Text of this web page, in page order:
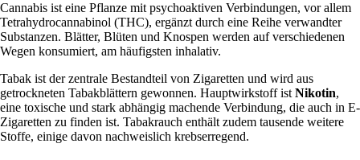
Cannabis ist eine Pflanze mit psychoaktiven Verbindungen, vor allem
Tetrahydrocannabinol (THC), ergänzt durch eine Reihe verwandter
Substanzen. Blätter, Blüten und Knospen werden auf verschiedenen
Wegen konsumiert, am häufigsten inhalativ.
Tabak ist der zentrale Bestandteil von Zigaretten und wird aus
getrockneten Tabakblättern gewonnen. Hauptwirkstoff istNikotin,
eine toxische und stark abhängig machende Verbindung, die auch in E-
Zigaretten zu finden ist. Tabakrauch enthält zudem tausende weitere
Stoffe, einige davon nachweislich krebserregend.